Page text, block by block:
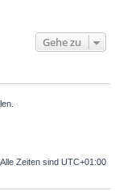
Gehe zu
Alle Zeiten sind UTC+01:00